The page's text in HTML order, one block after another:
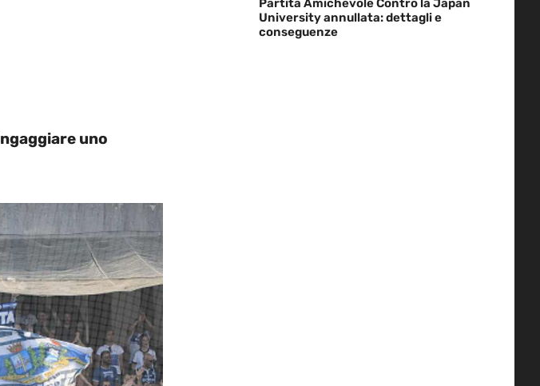
uno
Partita Amichevole Contro la Japan
University annullata: dettagli e
conseguenze